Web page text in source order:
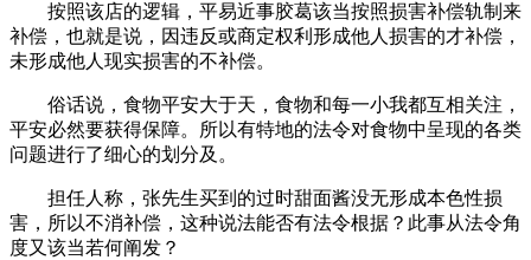
按照该店的逻辑，平易近事胶葛该当按照损害补偿轨制来
补偿，也就是说，因违反或商定权利形成他人损害的才补偿，
未形成他人现实损害的不补偿。
俗话说，食物平安大于天，食物和每一小我都互相关注，
平安必然要获得保障。所以有特地的法令对食物中呈现的各类
问题进行了细心的划分及。
担任人称，张先生买到的过时甜面酱没无形成本色性损
害，所以不消补偿，这种说法能否有法令根据？此事从法令角
度又该当若何阐发？